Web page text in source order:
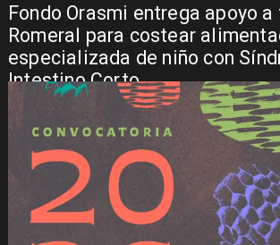
Fondo Orasmi entrega apoyo
Romeral para costear
especializada de niño con
Intestino Corto